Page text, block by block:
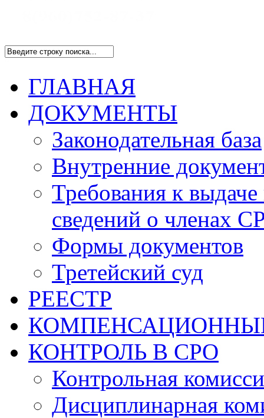
ГЛАВНАЯ
ДОКУМЕНТЫ
Законодательная база
Внутренние
Требования к
сведений о членах
Формы документов
Третейский суд
РЕЕСТР
КОНТРОЛЬ В СРО
Контрольная
Дисциплинарная